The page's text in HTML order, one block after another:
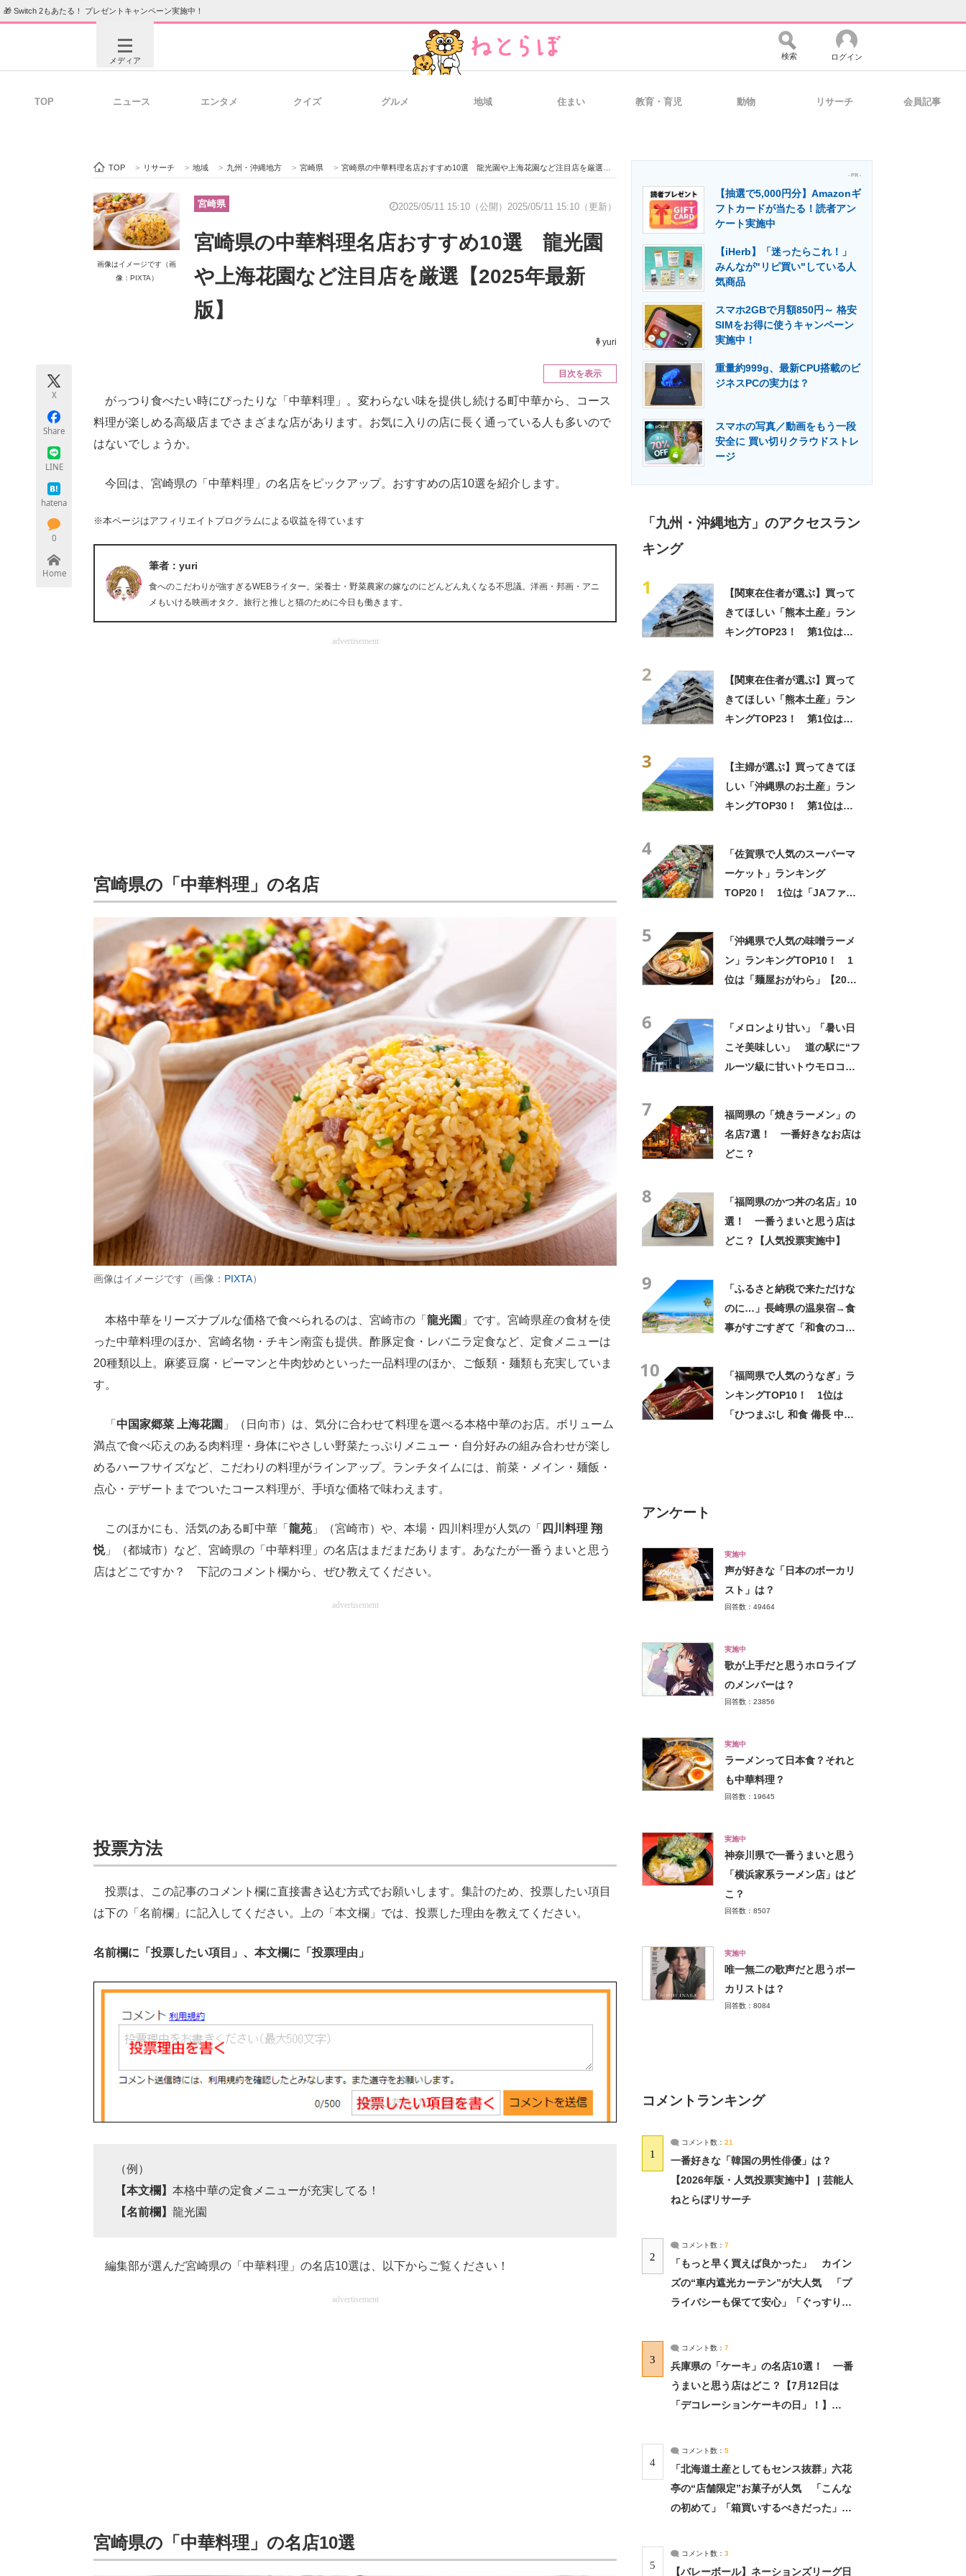
🎁 Switch 2もあたる！ プレゼントキャンペーン実施中！
メディア
ビジネスと働き方のヒント 経営リーダーのコミュニティ マーケ×ITの今がよく分かる
ITエンジニア向け専門サイト 企業向けIT製品の総合サイト IT製品の技術・比較・事例 製造業のIT導入・活用を支援
エネルギーの専門メディア 建設×テクノロジーの最前線
ちょっと気になるネットの話題
検索 ログイン
TOP ニュース エンタメ クイズ グルメ 地域 住まい 教育・育児 動物 リサーチ 会員記事
TOP > リサーチ > 地域 > 九州・沖縄地方 > 宮崎県 > 宮崎県の中華料理名店おすすめ10選 龍光園や上海花園など注目店を厳選【2025年最新版】
画像はイメージです（画
像：PIXTA）
宮崎県 2025/05/11 15:10（公開） 2025/05/11 15:10（更新）
宮崎県の中華料理名店おすすめ10選 龍光園
や上海花園など注目店を厳選【2025年最新
版】
yuri
X
Share
LINE
hatena
0
Home
目次を表示
がっつり食べたい時にぴったりな「中華料理」。変わらない味を提供し続ける町中華から、コース
料理が楽しめる高級店までさまざまな店があります。お気に入りの店に長く通っている人も多いので
はないでしょうか。
今回は、宮崎県の「中華料理」の名店をピックアップ。おすすめの店10選を紹介します。
※本ページはアフィリエイトプログラムによる収益を得ています
筆者：yuri
食へのこだわりが強すぎるWEBライター。栄養士・野菜農家の嫁なのにどんどん丸くなる不思議。洋画・邦画・アニ
メもいける映画オタク。旅行と推しと猫のために今日も働きます。
advertisement
宮崎県の「中華料理」の名店
画像はイメージです（画像： PIXTA）
本格中華をリーズナブルな価格で食べられるのは、宮崎市の「 龍光園 」です。宮崎県産の食材を使
った中華料理のほか、宮崎名物・チキン南蛮も提供。酢豚定食・レバニラ定食など、定食メニューは
20種類以上。麻婆豆腐・ピーマンと牛肉炒めといった一品料理のほか、ご飯類・麺類も充実していま
す。
「 中国家郷菜 上海花園 」（日向市）は、気分に合わせて料理を選べる本格中華のお店。ボリューム
満点で食べ応えのある肉料理・身体にやさしい野菜たっぷりメニュー・自分好みの組み合わせが楽し
めるハーフサイズなど、こだわりの料理がラインアップ。ランチタイムには、前菜・メイン・麺飯・
点心・デザートまでついたコース料理が、手頃な価格で味わえます。
このほかにも、活気のある町中華「 龍苑 」（宮崎市）や、本場・四川料理が人気の「 四川料理 翔
悦」（都城市）など、宮崎県の「中華料理」の名店はまだまだあります。あなたが一番うまいと思う
店はどこですか？ 下記のコメント欄から、ぜひ教えてください。
advertisement
投票方法
投票は、この記事のコメント欄に直接書き込む方式でお願いします。集計のため、投票したい項目
は下の「名前欄」に記入してください。上の「本文欄」では、投票した理由を教えてください。
名前欄に「投票したい項目」、本文欄に「投票理由」
（例）
【本文欄】 本格中華の定食メニューが充実してる！
【名前欄】 龍光園
編集部が選んだ宮崎県の「中華料理」の名店10選は、以下からご覧ください！
advertisement
宮崎県の「中華料理」の名店10選
- PR -
【抽選で5,000円分】Amazonギ
フトカードが当たる！読者アン
ケート実施中
【iHerb】「迷ったらこれ！」
みんなが"リピ買い"している人
気商品
スマホ2GBで月額850円～ 格安
SIMをお得に使うキャンペーン
実施中！
重量約999g、最新CPU搭載のビ
ジネスPCの実力は？
スマホの写真／動画をもう一段
安全に 買い切りクラウドストレ
ージ
「九州・沖縄地方」のアクセスラン
キング
1
【関東在住者が選ぶ】買って
きてほしい「熊本土産」ラン
キングTOP23！ 第1位は
2
【関東在住者が選ぶ】買って
きてほしい「熊本土産」ラン
キングTOP23！ 第1位は
3
【主婦が選ぶ】買ってきてほ
しい「沖縄県のお土産」ラン
キングTOP30！ 第1位は
4
「佐賀県で人気のスーパーマ
ーケット」ランキング
TOP20！ 1位は「JAファー
5
「沖縄県で人気の味噌ラーメ
ン」ランキングTOP10！ 1
位は「麺屋おがわら」【2024
6
「メロンより甘い」「暑い日
こそ美味しい」 道の駅に“フ
ルーツ級に甘いトウモロコ
7
福岡県の「焼きラーメン」の
名店7選！ 一番好きなお店は
どこ？
8
「福岡県のかつ丼の名店」10
選！ 一番うまいと思う店は
どこ？【人気投票実施中】
9
「ふるさと納税で来ただけな
のに…」長崎県の温泉宿→食
事がすごすぎて「和食のコー
10
「福岡県で人気のうなぎ」ラ
ンキングTOP10！ 1位は
「ひつまぶし 和食 備長 中洲
アンケート
実施中
声が好きな「日本のボーカリ
スト」は？
回答数：49464
実施中
歌が上手だと思うホロライブ
のメンバーは？
回答数：23856
実施中
ラーメンって日本食？それと
も中華料理？
回答数：19645
実施中
神奈川県で一番うまいと思う
「横浜家系ラーメン店」はど
こ？
回答数：8507
実施中
唯一無二の歌声だと思うボー
カリストは？
回答数：8084
コメントランキング
1
コメント数： 21
一番好きな「韓国の男性俳優」は？
【2026年版・人気投票実施中】 | 芸能人
ねとらぼリサーチ
2
コメント数： 7
「もっと早く買えば良かった」 カイン
ズの“車内遮光カーテン”が大人気 「プ
ライバシーも保てて安心」「ぐっすり眠
3
コメント数： 7
兵庫県の「ケーキ」の名店10選！ 一番
うまいと思う店はどこ？【7月12日は
「デコレーションケーキの日」！】
4
コメント数： 5
「北海道土産としてもセンス抜群」六花
亭の“店舗限定”お菓子が人気 「こんな
の初めて」「箱買いするべきだった」
5
コメント数： 3
【バレーボール】ネーションズリーグ日